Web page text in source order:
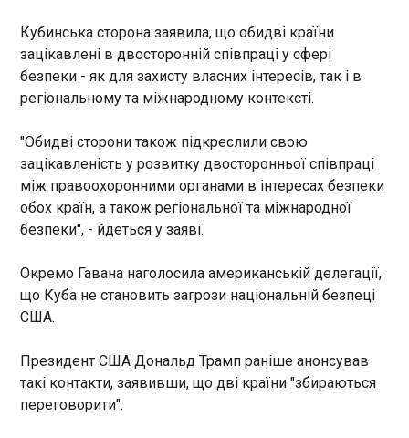
втручалися у внутрішні справи Чеської
Республіки. Про це у четвер, 14 травня,
повідомив Центр протидії дезінформації (ЦПД)
при РНБО України.
ЧИТАТЬ
Дрони знову зупинили роботу ГПЗ у Росії - ЗМІ
04:22:31
В Астраханській області Росії після атаки дронів
і пожежі газопереробний завод Газпрому
це у четвер, 14 травня, повідомив Reuters із
посиланням на галузеві джерела.
Королеву Данії госпіталізували після
серцевого нападу
Кубинська сторона заявила, що обидві країни
зацікавлені в двосторонній співпраці у сфері
безпеки - як для захисту власних інтересів, так і в
регіональному та міжнародному контексті.
"Обидві сторони також підкреслили свою
зацікавленість у розвитку двосторонньої співпраці
між правоохоронними органами в інтересах безпеки
обох країн, а також регіональної та міжнародної
безпеки", - йдеться у заяві.
Окремо Гавана наголосила американській делегації,
що Куба не становить загрози національній безпеці
США.
Президент США Дональд Трамп раніше анонсував
такі контакти, заявивши, що дві країни "збираються
переговорити".